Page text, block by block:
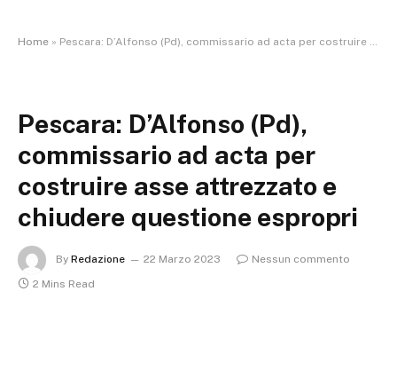
Home » Pescara: D’Alfonso (Pd), commissario ad acta per costruire asse attrezzato e chiudere questione espropri
Pescara: D’Alfonso (Pd),
commissario ad acta per
costruire asse attrezzato e
chiudere questione espropri
By Redazione 22 Marzo 2023
Nessun commento
2 Mins Read